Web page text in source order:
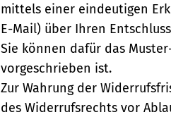
mittels einer eindeutigen
E-Mail) über Ihren
Sie können dafür das
vorgeschrieben ist.
Zur Wahrung der
des Widerrufsrechts vor